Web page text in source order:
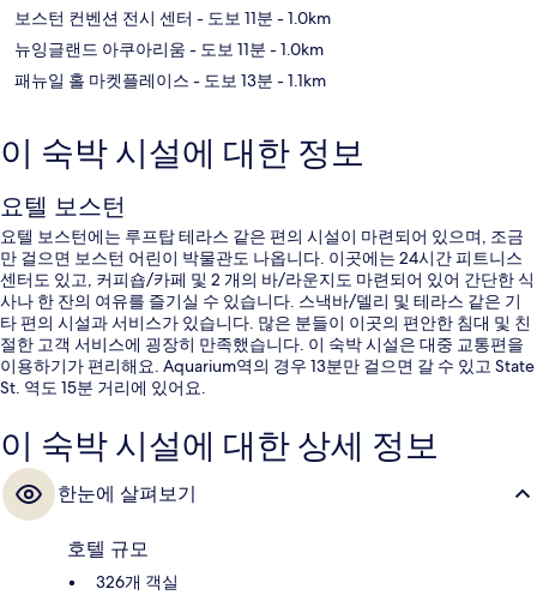
보스턴 컨벤션 전시 센터 - 도보 11분 - 1.0km
뉴잉글랜드 아쿠아리움 - 도보 11분 - 1.0km
패뉴일 홀 마켓플레이스 - 도보 13분 - 1.1km
이 숙박 시설에 대한 정보
요텔 보스턴
요텔 보스턴에는 루프탑 테라스 같은 편의 시설이 마련되어 있으며, 조금
만 걸으면 보스턴 어린이 박물관도 나옵니다. 이곳에는 24시간 피트니스
센터도 있고, 커피숍/카페 및 2 개의 바/라운지도 마련되어 있어 간단한 식
사나 한 잔의 여유를 즐기실 수 있습니다. 스낵바/델리 및 테라스 같은 기
타 편의 시설과 서비스가 있습니다. 많은 분들이 이곳의 편안한 침대 및 친
절한 고객 서비스에 굉장히 만족했습니다. 이 숙박 시설은 대중 교통편을
이용하기가 편리해요. Aquarium역의 경우 13분만 걸으면 갈 수 있고 State
St. 역도 15분 거리에 있어요.
이 숙박 시설에 대한 상세 정보
한눈에 살펴보기
호텔 규모
326개 객실